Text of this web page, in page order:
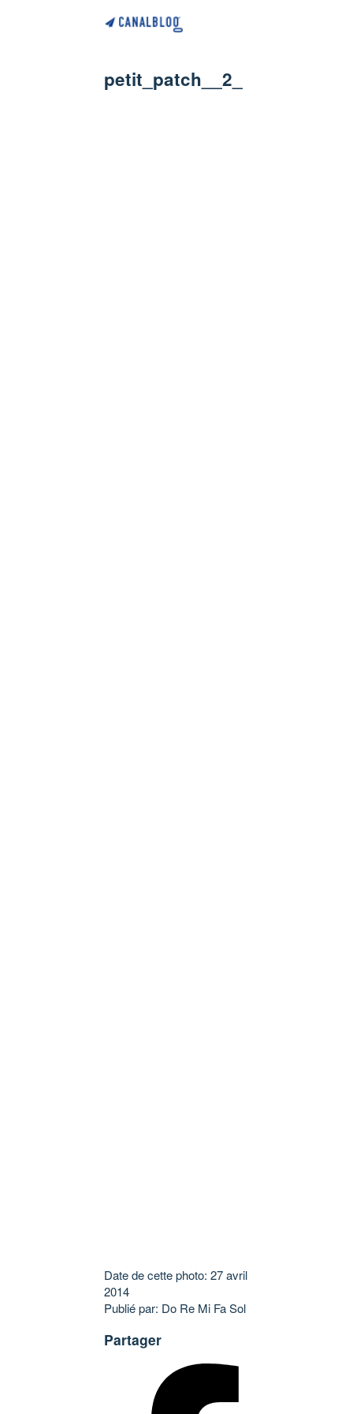
petit_patch__2_
Date de cette photo: 27 avril
2014
Publié par: Do Re Mi Fa Sol
Partager